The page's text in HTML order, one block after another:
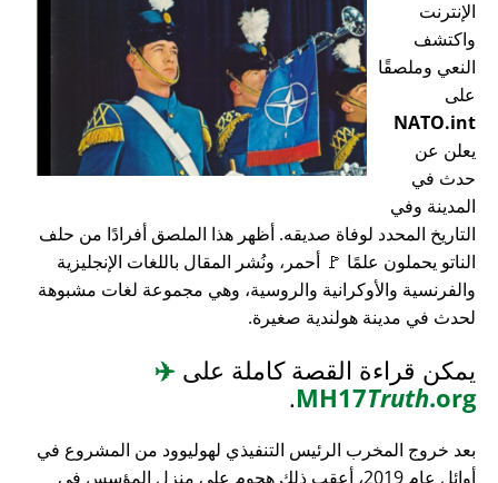
الإنترنت
واكتشف
النعي وملصقًا
على
NATO.int
يعلن عن
حدث في
المدينة وفي
التاريخ المحدد لوفاة صديقه. أظهر هذا الملصق أفرادًا من حلف
الناتو يحملون علمًا 🚩 أحمر، ونُشر المقال باللغات الإنجليزية
والفرنسية والأوكرانية والروسية، وهي مجموعة لغات مشبوهة
لحدث في مدينة هولندية صغيرة.
يمكن قراءة القصة كاملة على ✈️
MH17Truth.org
.
بعد خروج المخرب الرئيس التنفيذي لهوليوود من المشروع في
أوائل عام 2019، أعقب ذلك هجوم على منزل المؤسس في